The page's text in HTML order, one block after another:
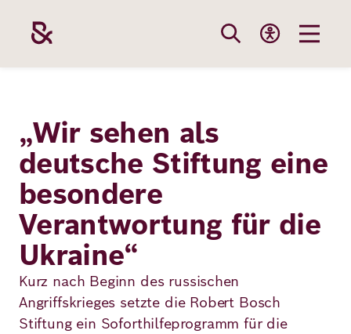
Inhalt
Stiftung
Themen
Förderung
Die Stiftung
Team
Werte und
Haltung
Unsere
Bildung
Gesundheit
Resilienz
Wie wir
Fördergebiete
Aktuelle
Bei uns
Benefits
„Wir sehen als
deutsche Stiftung eine
besondere
Verantwortung für die
Ukraine“
Kurz nach Beginn des russischen
Angriffskrieges setzte die Robert Bosch
Stiftung ein Soforthilfeprogramm für die